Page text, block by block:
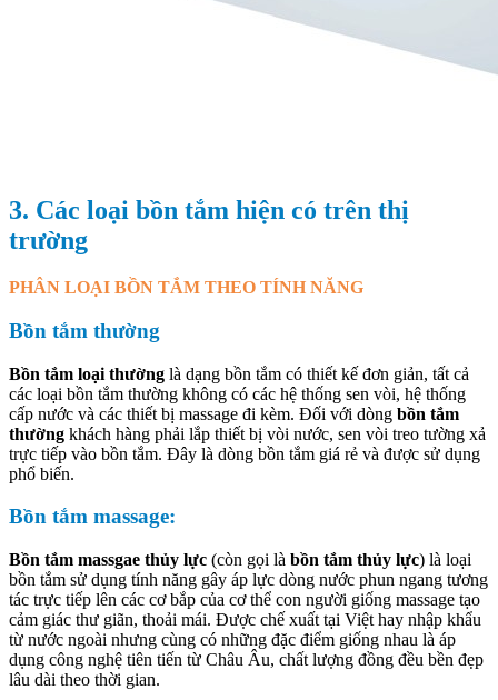
3. Các loại bồn tắm hiện có trên thị
trường
PHÂN LOẠI BỒN TẮM THEO TÍNH NĂNG
Bồn tắm thường
Bồn tắm loại thường là dạng bồn tắm có thiết kế đơn giản, tất cả
các loại bồn tắm thường không có các hệ thống sen vòi, hệ thống
cấp nước và các thiết bị massage đi kèm. Đối với dòng bồn tắm
thường khách hàng phải lắp thiết bị vòi nước, sen vòi treo tường xả
trực tiếp vào bồn tắm. Đây là dòng bồn tắm giá rẻ và được sử dụng
phổ biến.
Bồn tắm massage:
Bồn tắm massgae thủy lực (còn gọi là bồn tắm thủy lực) là loại
bồn tắm sử dụng tính năng gây áp lực dòng nước phun ngang tương
tác trực tiếp lên các cơ bắp của cơ thể con người giống massage tạo
cảm giác thư giãn, thoải mái. Được chế xuất tại Việt hay nhập khẩu
từ nước ngoài nhưng cùng có những đặc điểm giống nhau là áp
dụng công nghệ tiên tiến từ Châu Âu, chất lượng đồng đều bền đẹp
lâu dài theo thời gian.